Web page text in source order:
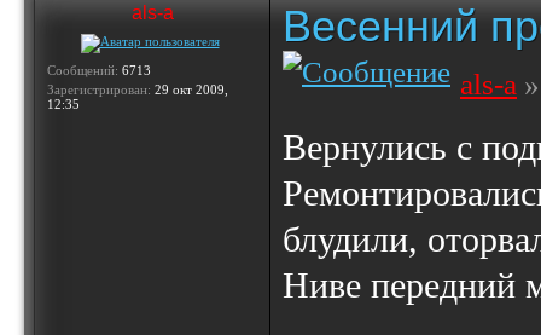
als-a
Сообщений: 6713
Зарегистрирован: 29 окт 2009,
12:35
Весенний
als-a
Вернулись с
блудили,
Ниве передний